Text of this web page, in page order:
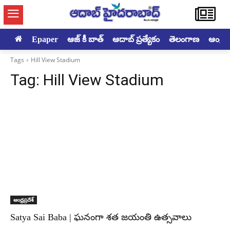
Epaper ఆజ్ కీ బాత్ ఆదాబ్ ప్రత్యేకం తెలంగాణ
Tags Hill View Stadium
Tag: Hill View Stadium
ఆంధ్రప్రదేశ్
Satya Sai Baba | ఘనంగా శత జయంతి ఉత్సవాలు